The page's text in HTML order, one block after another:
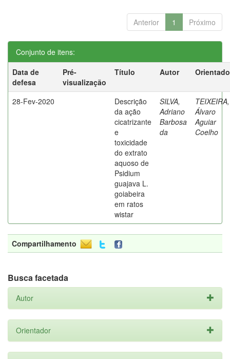
Anterior 1 Próximo
Conjunto de itens:
Data de
defesa
Pré-
visualização
Título Autor
28-Fev-2020
Descrição
da ação
cicatrizante
e
toxicidade
do extrato
aquoso de
Psidium
guajava L.
goiabeira
em ratos
wistar
SILVA,
Adriano
Barbosa
da
TEIXEIRA,
Álvaro
Aguiar
Coelho
Compartilhamento
Busca facetada
Autor
Orientador